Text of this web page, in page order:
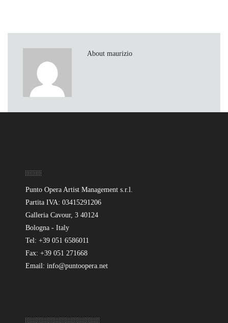
About maurizio
Punto Opera Artist Management s.r.l.
Partita IVA: 03415291206
Galleria Cavour, 3 40124
Bologna - Italy
Tel: +39 051 6586011
Fax: +39 051 271668
Email: info@puntoopera.net